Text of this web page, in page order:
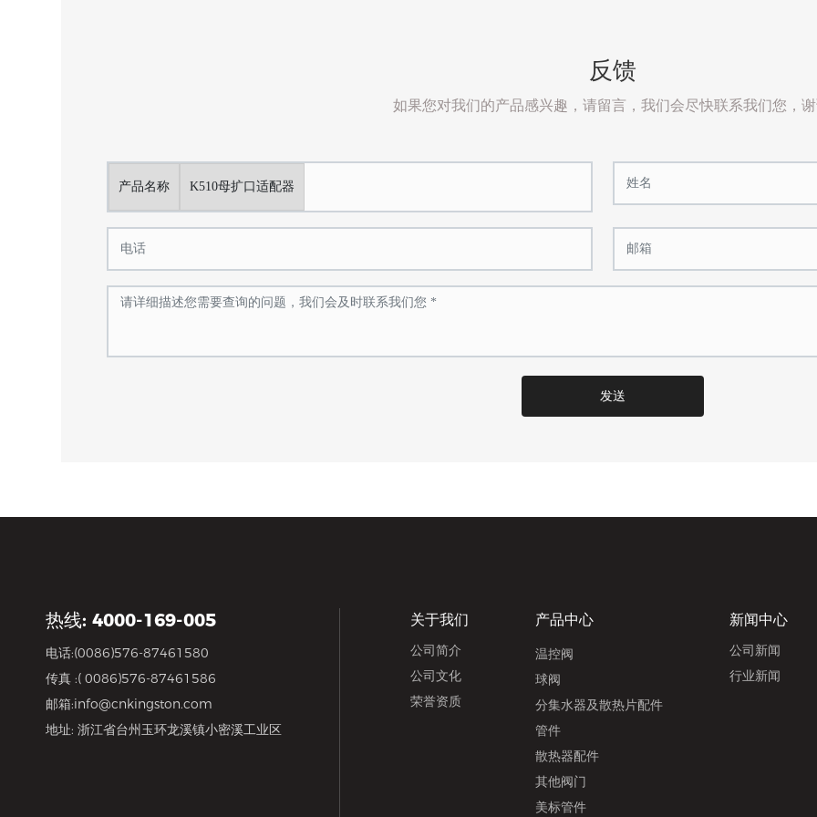
反馈
如果您对我们的产品感兴趣，请留言，我们会尽快联系我们您，
产品名称 K510母扩口适配器
发送
热线: 4000-169-005
电话:(0086)576-87461580
传真 :( 0086)576-87461586
邮箱:info@cnkingston.com
地址: 浙江省台州玉环龙溪镇小密溪工业区
关于我们
公司简介
公司文化
荣誉资质
产品中心
温控阀
球阀
分集水器及散热片配件
管件
散热器配件
其他阀门
美标管件
新闻中心
公司新闻
行业新闻